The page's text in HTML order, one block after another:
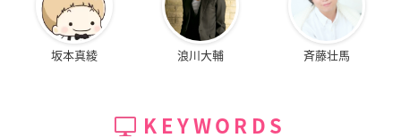
坂本真綾 浪川大輔 斉藤壮馬
KEYWORDS